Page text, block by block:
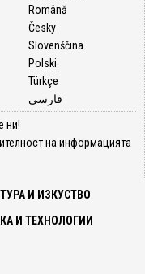
Română
Česky
Slovenščina
Polski
Türkçe
فارسی
ни!
на информацията
И ИЗКУСТВО
И ТЕХНОЛОГИИ